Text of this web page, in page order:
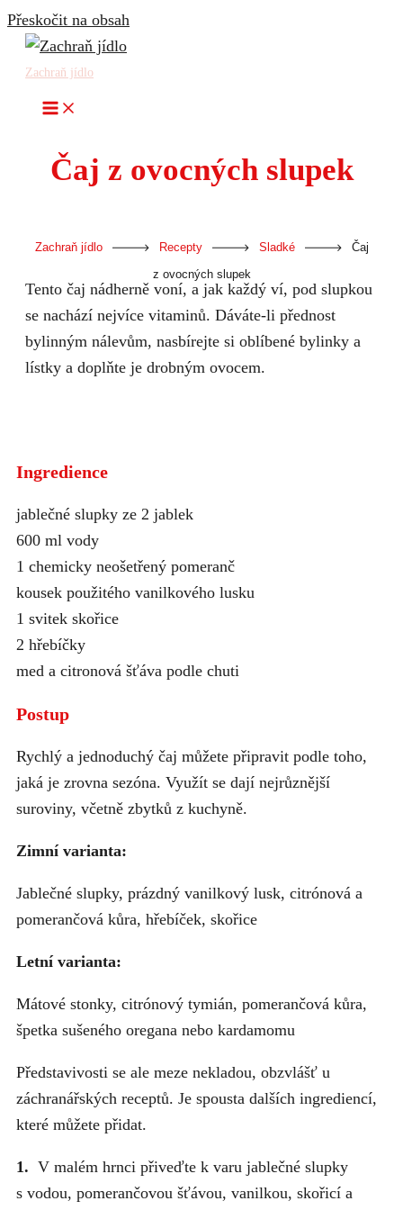
Přeskočit na obsah
Zachraň jídlo
Čaj z ovocných slupek
Zachraň jídlo - Recepty - Sladké -
Čaj
z ovocných slupek
Tento čaj nádherně voní, a jak každý ví, pod slupkou
se nachází nejvíce vitaminů. Dáváte-li přednost
bylinným nálevům, nasbírejte si oblíbené bylinky a
lístky a doplňte je drobným ovocem.
Ingredience
jablečné slupky ze 2 jablek
600 ml vody
1 chemicky neošetřený pomeranč
kousek použitého vanilkového lusku
1 svitek skořice
2 hřebíčky
med a citronová šťáva podle chuti
Postup
Rychlý a jednoduchý čaj můžete připravit podle toho,
jaká je zrovna sezóna. Využít se dají nejrůznější
suroviny, včetně zbytků z kuchyně.
Zimní varianta:
Jablečné slupky, prázdný vanilkový lusk, citrónová a
pomerančová kůra, hřebíček, skořice
Letní varianta:
Mátové stonky, citrónový tymián, pomerančová kůra,
špetka sušeného oregana nebo kardamomu
Představivosti se ale meze nekladou, obzvlášť u
záchranářských receptů. Je spousta dalších ingrediencí,
které můžete přidat.
1. V malém hrnci přiveďte k varu jablečné slupky
s vodou, pomerančovou šťávou, vanilkou, skořicí a